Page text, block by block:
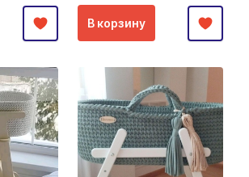
В корзину